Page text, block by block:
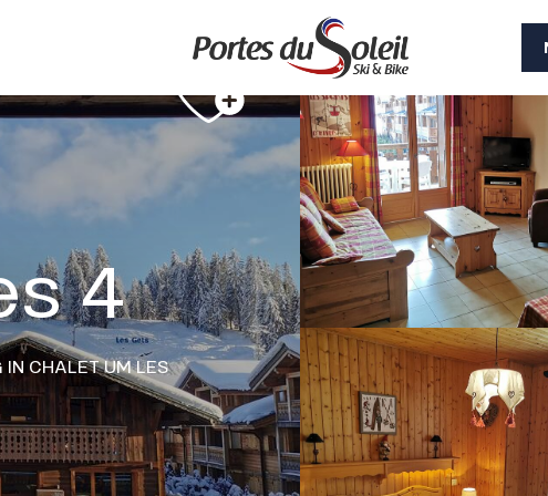
4
IN CHALETUM LES